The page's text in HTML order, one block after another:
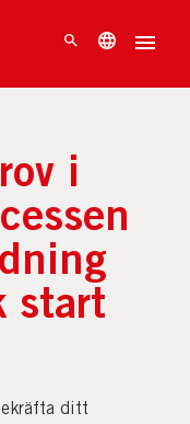
i
start
ditt